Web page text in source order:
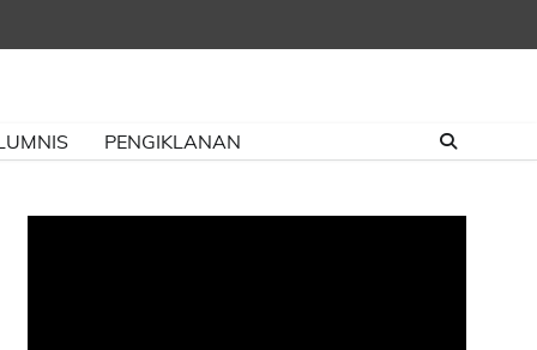
PENGIKLANAN